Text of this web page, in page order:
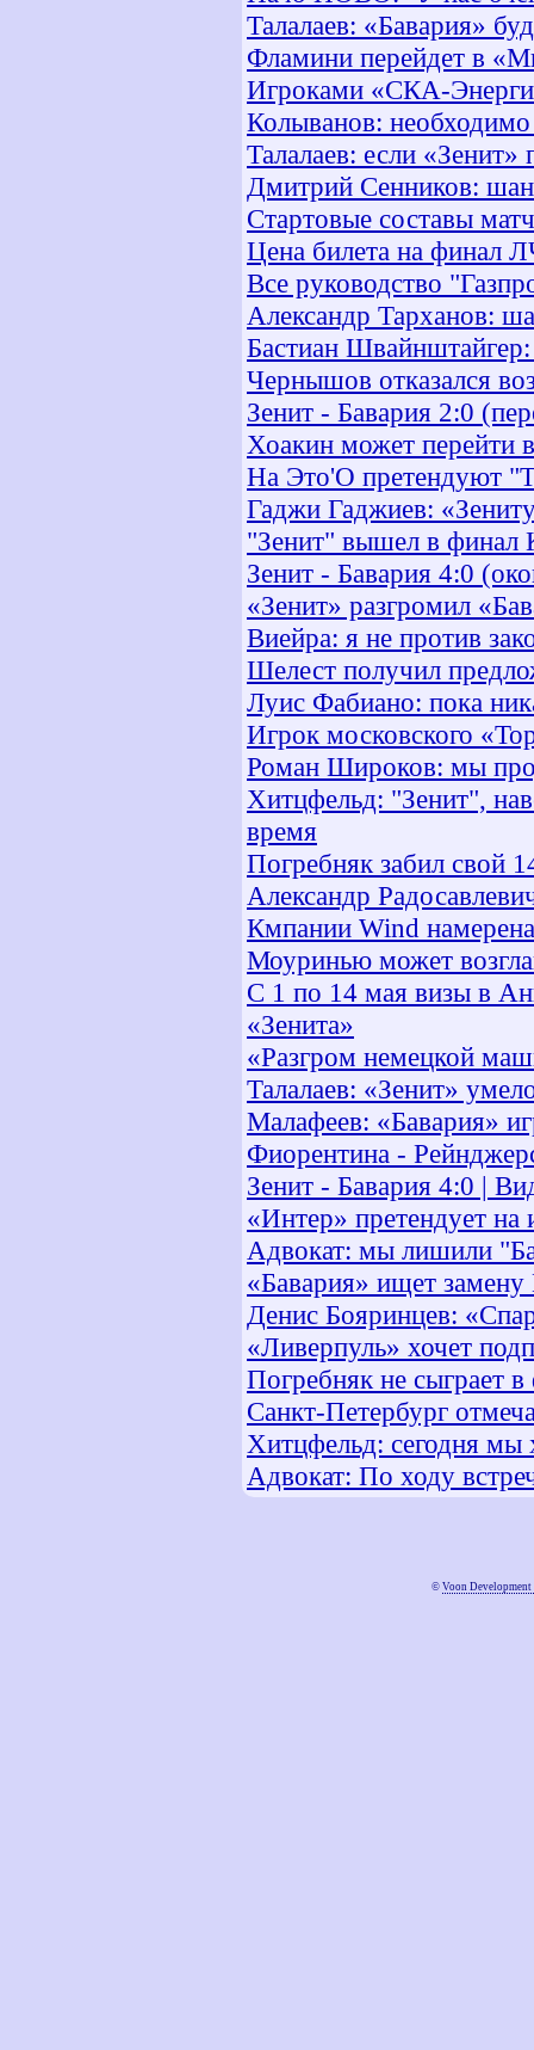
Талалаев: «Бавария»
Фламини перейдет в
Игроками «СКА-
Колыванов:
Талалаев: если
Дмитрий Сенников:
Стартовые составы
Цена билета на финал
Все руководство
Александр Тарханов:
Бастиан
Чернышов отказался
Зенит - Бавария 2:0
Хоакин может перейти
На Это'О претендуют
Гаджи Гаджиев:
"Зенит" вышел в
Зенит - Бавария 4:0
«Зенит» разгромил
Виейра: я не против
Шелест получил
Луис Фабиано: пока
Игрок московского
Роман Широков: мы
Хитцфельд: "Зенит",
время
Погребняк забил свой
Александр
Кмпании Wind
Моуринью может
С 1 по 14 мая визы в
«Зенита»
«Разгром немецкой
Талалаев: «Зенит»
Малафеев: «Бавария»
Фиорентина -
Зенит - Бавария 4:0 |
«Интер» претендует на
Адвокат: мы лишили
«Бавария» ищет замену
Денис Бояринцев:
«Ливерпуль» хочет
Погребняк не сыграет
Санкт-Петербург
Хитцфельд: сегодня мы
Адвокат: По ходу
© Voon Development